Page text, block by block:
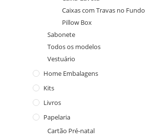
Caixas com Travas no Fundo
Pillow Box
Sabonete
Todos os modelos
Vestuário
Home Embalagens
Kits
Livros
Papelaria
Cartão Pré-natal